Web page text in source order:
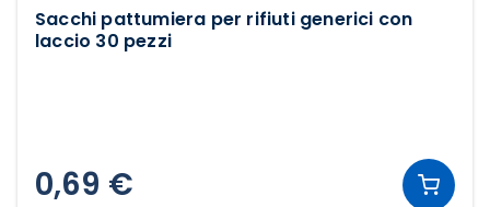
Sacchi pattumiera per rifiuti generici con
laccio 30 pezzi
0,69 €